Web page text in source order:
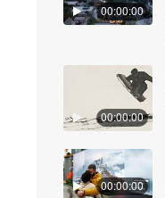
00:00:00
00:00:00
00:00:00